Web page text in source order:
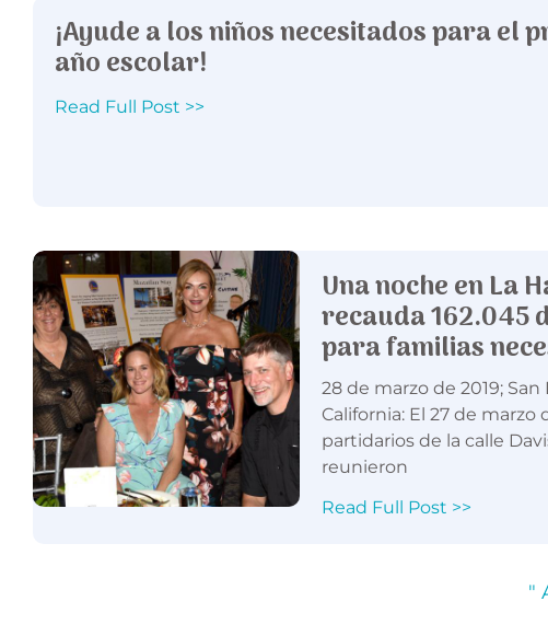
¡Ayude a los niños necesitados para el
año escolar!
Read Full Post >>
Una noche en La
recauda 162.045
para familias
28 de marzo de 2019; San
California: El 27 de marzo
partidarios de la calle
reunieron
Read Full Post >>
"